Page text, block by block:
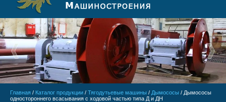
Главная / Каталог продукции / Тягодутьевые машины / Дымососы / Дымососы
одностороннего всасывания с ходовой частью типа Д и ДН